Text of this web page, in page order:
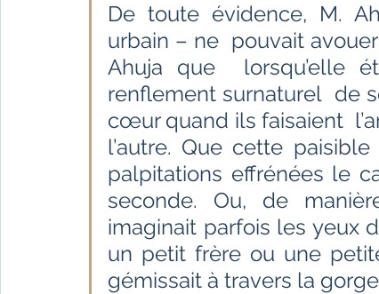
De toute évidence, M.
urbain – ne  pouvait
Ahuja que  lorsqu’elle
renflement surnaturel  de
cœur quand ils faisaient
l’autre. Que cette
palpitations effrénées le
seconde. Ou, de
imaginait parfois les yeux
un petit frère ou une
gémissait à travers la